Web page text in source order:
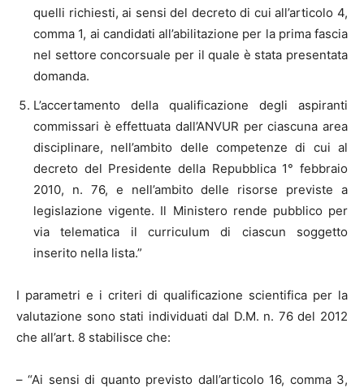
quelli richiesti, ai sensi del decreto di cui all’articolo 4,
comma 1, ai candidati all’abilitazione per la prima fascia
nel settore concorsuale per il quale è stata presentata
domanda.
L’accertamento della qualificazione degli aspiranti
commissari è effettuata dall’ANVUR per ciascuna area
disciplinare, nell’ambito delle competenze di cui al
decreto del Presidente della Repubblica 1° febbraio
2010, n. 76, e nell’ambito delle risorse previste a
legislazione vigente. Il Ministero rende pubblico per
via telematica il curriculum di ciascun soggetto
inserito nella lista.”
I parametri e i criteri di qualificazione scientifica per la
valutazione sono stati individuati dal D.M. n. 76 del 2012
che all’art. 8 stabilisce che:
– “Ai sensi di quanto previsto dall’articolo 16, comma 3,